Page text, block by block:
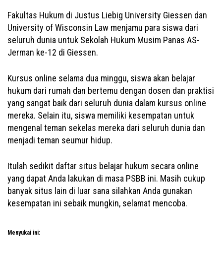
Fakultas Hukum di Justus Liebig University Giessen dan
University of Wisconsin Law menjamu para siswa dari
seluruh dunia untuk Sekolah Hukum Musim Panas AS-
Jerman ke-12 di Giessen.
Kursus online selama dua minggu, siswa akan belajar
hukum dari rumah dan bertemu dengan dosen dan praktisi
yang sangat baik dari seluruh dunia dalam kursus online
mereka. Selain itu, siswa memiliki kesempatan untuk
mengenal teman sekelas mereka dari seluruh dunia dan
menjadi teman seumur hidup.
Itulah sedikit daftar situs belajar hukum secara online
yang dapat Anda lakukan di masa PSBB ini. Masih cukup
banyak situs lain di luar sana silahkan Anda gunakan
kesempatan ini sebaik mungkin, selamat mencoba.
Menyukai ini: